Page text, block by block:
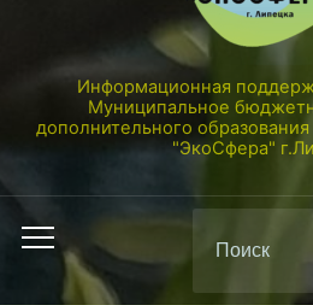
Информационная
Муниципальное
дополнительного
"ЭкоСфера"
Переключить
мобильное
по: